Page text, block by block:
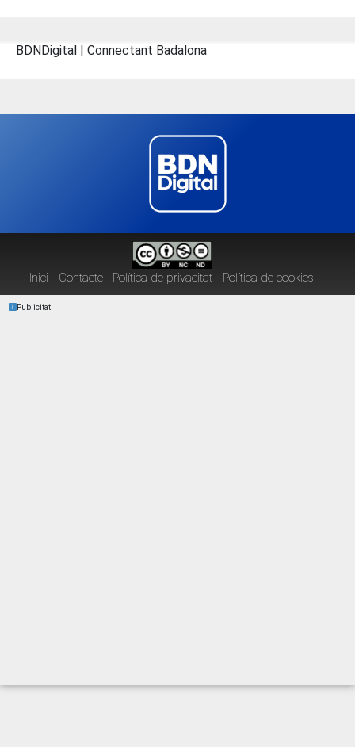
BDNDigital | Connectant Badalona
Inici Contacte Política de privacitat Política de cookies
Publicitat